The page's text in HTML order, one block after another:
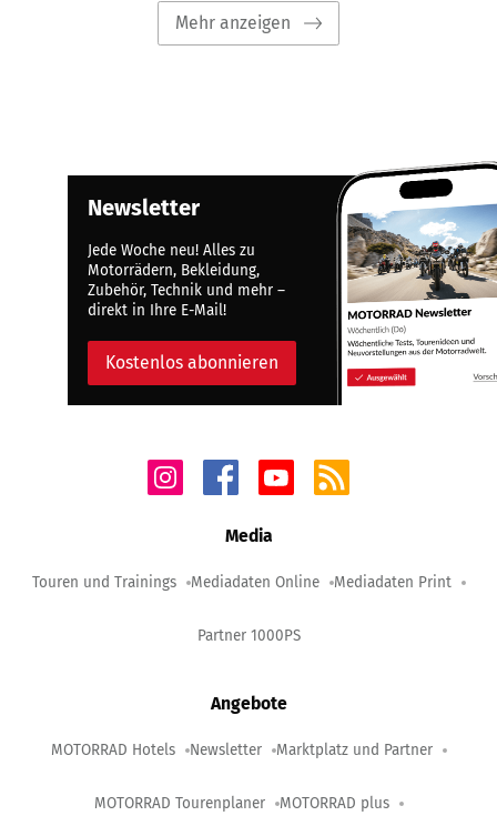
Mehr anzeigen
Newsletter
Jede Woche neu! Alles zu
Motorrädern, Bekleidung,
Zubehör, Technik und mehr –
direkt in Ihre E-Mail!
Kostenlos abonnieren
Media
Touren und Trainings Mediadaten Online Mediadaten Print
Partner 1000PS
Angebote
MOTORRAD Hotels Newsletter Marktplatz und Partner
MOTORRAD Tourenplaner MOTORRAD plus